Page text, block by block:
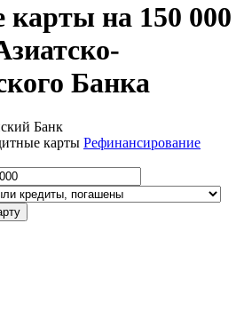
на 150 000
Банка
карты Рефинансирование